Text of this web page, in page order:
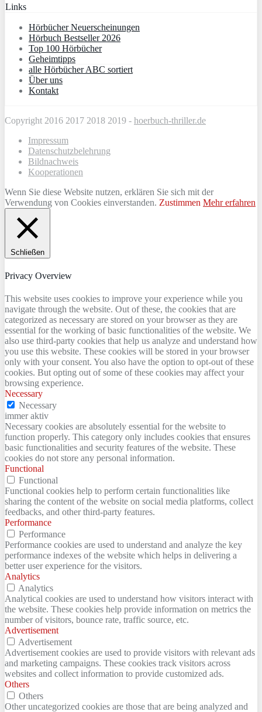
Links
Hörbücher Neuerscheinungen
Hörbuch Bestseller 2026
Top 100 Hörbücher
Geheimtipps
alle Hörbücher ABC sortiert
Über uns
Kontakt
Copyright 2016 2017 2018 2019 - hoerbuch-thriller.de
Impressum
Datenschutzbelehrung
Bildnachweis
Kooperationen
Wenn Sie diese Website nutzen, erklären Sie sich mit der
Verwendung von Cookies einverstanden. Zustimmen Mehr erfahren
Schließen
Privacy Overview
This website uses cookies to improve your experience while you
navigate through the website. Out of these, the cookies that are
categorized as necessary are stored on your browser as they are
essential for the working of basic functionalities of the website. We
also use third-party cookies that help us analyze and understand how
you use this website. These cookies will be stored in your browser
only with your consent. You also have the option to opt-out of these
cookies. But opting out of some of these cookies may affect your
browsing experience.
Necessary
Necessary
immer aktiv
Necessary cookies are absolutely essential for the website to
function properly. This category only includes cookies that ensures
basic functionalities and security features of the website. These
cookies do not store any personal information.
Functional
Functional
Functional cookies help to perform certain functionalities like
sharing the content of the website on social media platforms, collect
feedbacks, and other third-party features.
Performance
Performance
Performance cookies are used to understand and analyze the key
performance indexes of the website which helps in delivering a
better user experience for the visitors.
Analytics
Analytics
Analytical cookies are used to understand how visitors interact with
the website. These cookies help provide information on metrics the
number of visitors, bounce rate, traffic source, etc.
Advertisement
Advertisement
Advertisement cookies are used to provide visitors with relevant ads
and marketing campaigns. These cookies track visitors across
websites and collect information to provide customized ads.
Others
Others
Other uncategorized cookies are those that are being analyzed and